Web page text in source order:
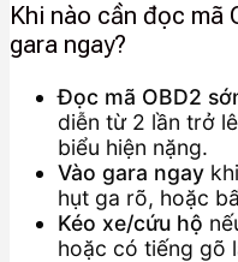
Khi nào cần đọc mã
gara ngay?
Đọc mã OBD2
diễn từ 2 lần trở
biểu hiện nặng.
Vào gara ngay
hụt ga rõ, hoặc
Kéo xe/cứu hộ
hoặc có tiếng gõ